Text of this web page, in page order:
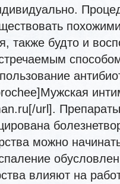
также будто и
url].
можно
влияют на